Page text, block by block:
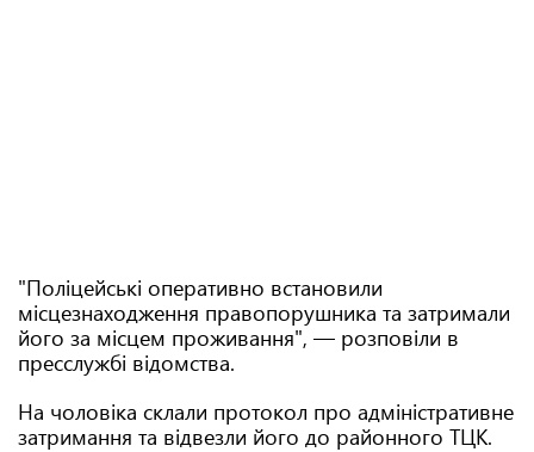
"Поліцейські оперативно встановили
місцезнаходження правопорушника та затримали
його за місцем проживання", — розповіли в
пресслужбі відомства.
На чоловіка склали протокол про адміністративне
затримання та відвезли його до районного ТЦК.